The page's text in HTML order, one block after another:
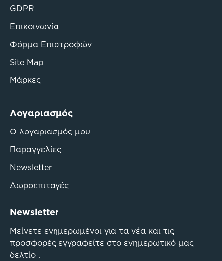
GDPR
Επικοινωνία
Φόρμα Επιστροφών
Site Map
Μάρκες
Λογαριασμός
Ο λογαριασμός μου
Παραγγελίες
Newsletter
Δωροεπιταγές
Newsletter
Μείνετε ενημερωμένοι για τα νέα και τις
προσφορές εγγραφείτε στο ενημερωτικό μας
δελτίο .